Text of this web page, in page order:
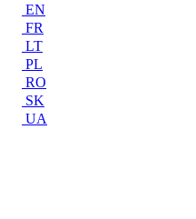
EN
FR
LT
PL
RO
SK
UA